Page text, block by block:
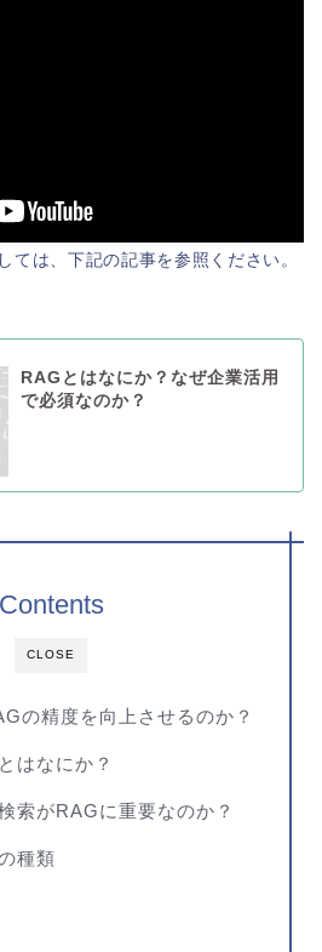
ては、下記の記事を参照ください。
RAGとはなにか？なぜ企業活用
で必須なのか？
CLOSE
Contents
の精度を向上させるのか？
はなにか？
索がRAGに重要なのか？
種類